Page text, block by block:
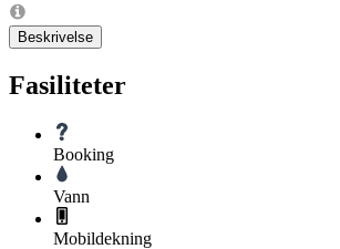
Beskrivelse
Fasiliteter
Booking
Vann
Mobildekning